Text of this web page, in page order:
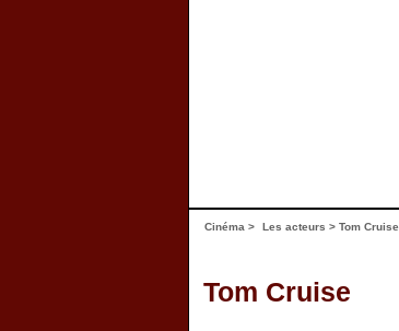
Cinéma > Les acteurs > Tom Cruise
Tom Cruise